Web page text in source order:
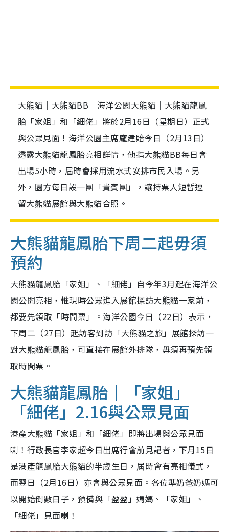
大熊貓｜大熊貓BB｜海洋公園大熊貓｜大熊貓龍鳳
胎「家姐」和「細佬」將於2月16日（星期日）正式
與公眾見面！海洋公園主席龐建貽今日（2月13日）
透露大熊貓龍鳳胎亮相詳情，他指大熊貓BB每日會
出場5小時，屆時會採用流水式安排市民入場。另
外，園方每日設一團「貴賓團」，讓持票人短暫逗
留大熊貓展館與大熊貓合照。
大熊貓龍鳳胎下周二起毋須
預約
大熊貓龍鳳胎「家姐」、「細佬」自今年3月起在海洋公
園公開亮相，惟現時公眾進入展館探訪大熊貓一家前，
都要先領取「時間票」。海洋公園今日（22日）表示，
下周二（27日）起訪客到訪「大熊貓之旅」展館探訪一
對大熊貓龍鳳胎，可直接在展館外排隊，毋須再預先領
取時間票。
大熊貓龍鳳胎｜「家姐」
「細佬」2.16與公眾見面
港產大熊貓「家姐」和「細佬」即將出場與公眾見面
喇！行政長官李家超今日出席行會前見記者，下月15日
是港產龍鳳胎大熊貓的半歲生日，屆時會有亮相儀式，
而翌日（2月16日）亦會與公眾見面。各位準奶爸奶媽可
以開始倒數日子，預備與「盈盈」媽媽、「家姐」、
「細佬」見面喇！